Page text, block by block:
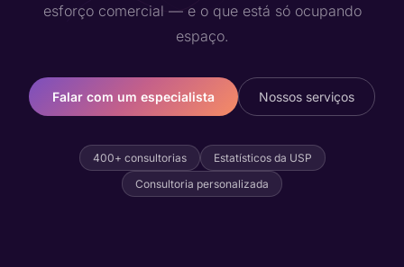
esforço comercial — e o que está só ocupando
espaço.
Falar com um especialista Nossos serviços
400+ consultorias
Estatísticos da USP
Consultoria personalizada